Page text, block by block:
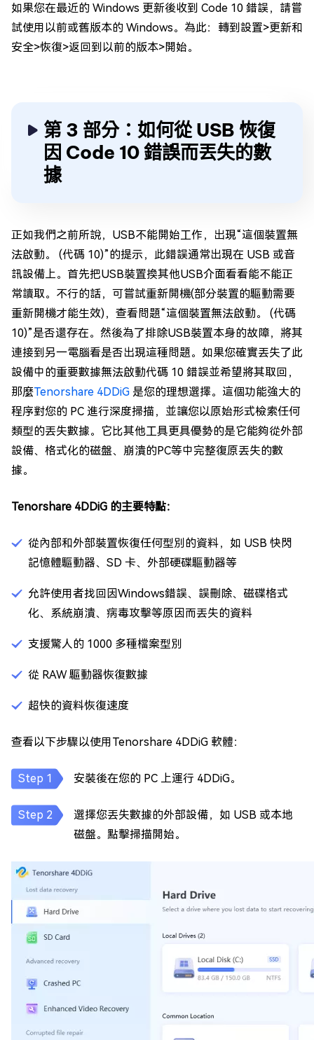
如果您在最近的 Windows 更新後收到 Code 10 錯誤，請嘗
試使用以前或舊版本的 Windows。為此：轉到設置>更新和
安全>恢復>返回到以前的版本>開始。
第 3 部分：如何從 USB 恢復
因 Code 10 錯誤而丟失的數
據
正如我們之前所說，USB不能開始工作，出現“這個裝置無
法啟動。 (代碼 10)”的提示，此錯誤通常出現在 USB 或音
訊設備上。首先把USB裝置換其他USB介面看看能不能正
常讀取。不行的話，可嘗試重新開機(部分裝置的驅動需要
重新開機才能生效)，查看問題“這個裝置無法啟動。 (代碼
10)”是否還存在。然後為了排除USB裝置本身的故障，將其
連接到另一電腦看是否出現這種問題。如果您確實丟失了此
設備中的重要數據無法啟動代碼 10 錯誤並希望將其取回，
那麼Tenorshare 4DDiG 是您的理想選擇。這個功能強大的
程序對您的 PC 進行深度掃描，並讓您以原始形式檢索任何
類型的丟失數據。它比其他工具更具優勢的是它能夠從外部
設備、格式化的磁盤、崩潰的PC等中完整復原丟失的數
據。
Tenorshare 4DDiG 的主要特點：
從內部和外部裝置恢復任何型別的資料，如 USB 快閃
記憶體驅動器、SD 卡、外部硬碟驅動器等
允許使用者找回因Windows錯誤、誤刪除、磁碟格式
化、系統崩潰、病毒攻擊等原因而丟失的資料
支援驚人的 1000 多種檔案型別
從 RAW 驅動器恢復數據
超快的資料恢復速度
查看以下步驟以使用Tenorshare 4DDiG 軟體：
安裝後在您的 PC 上運行 4DDiG。
選擇您丟失數據的外部設備，如 USB 或本地
磁盤。點擊掃描開始。